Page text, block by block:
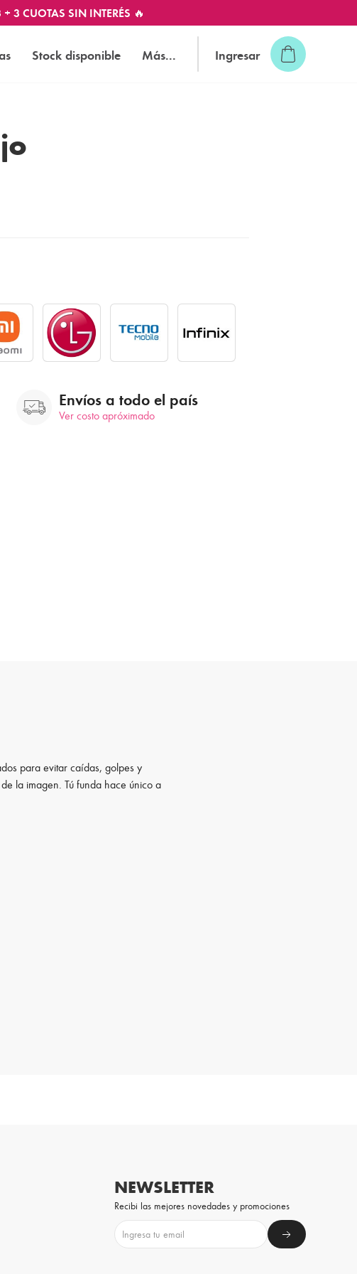
3 CUOTAS SIN INTERÉS 🔥
Stock disponible Más... Ingresar
Envíos a todo el país
Ver costo apróximado
para evitar caídas, golpes y
la imagen. Tú funda hace único a
NEWSLETTER
Recibi las mejores novedades y promociones